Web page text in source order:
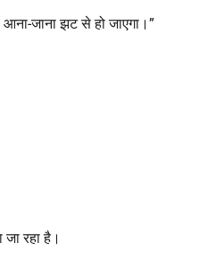
जाना झट से हो जाएगा।”
जा रहा है।